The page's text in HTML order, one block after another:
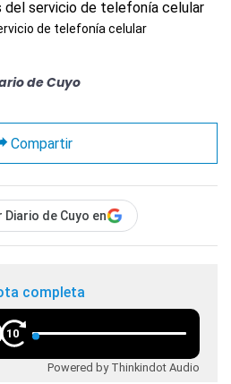
de telefonía celular
de Cuyo
Compartir
Diario de Cuyo en
completa
10
Powered by Thinkindot Audio